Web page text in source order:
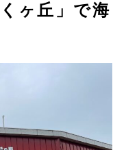
ヶ丘」で海